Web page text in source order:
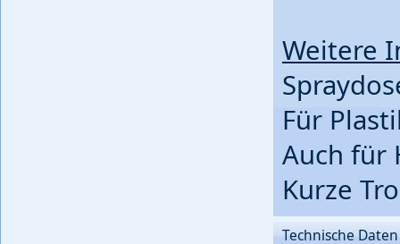
Weitere
Für
Auch für
Kurze
Technische Daten